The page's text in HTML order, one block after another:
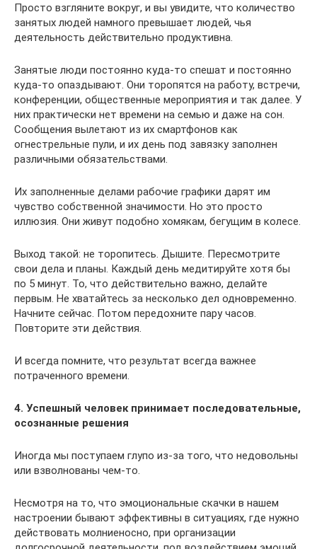
Просто взгляните вокруг, и вы увидите, что количество
занятых людей намного превышает людей, чья
деятельность действительно продуктивна.
Занятые люди постоянно куда-то спешат и постоянно
куда-то опаздывают. Они торопятся на работу, встречи,
конференции, общественные мероприятия и так далее. У
них практически нет времени на семью и даже на сон.
Сообщения вылетают из их смартфонов как
огнестрельные пули, и их день под завязку заполнен
различными обязательствами.
Их заполненные делами рабочие графики дарят им
чувство собственной значимости. Но это просто
иллюзия. Они живут подобно хомякам, бегущим в колесе.
Выход такой: не торопитесь. Дышите. Пересмотрите
свои дела и планы. Каждый день медитируйте хотя бы
по 5 минут. То, что действительно важно, делайте
первым. Не хватайтесь за несколько дел одновременно.
Начните сейчас. Потом передохните пару часов.
Повторите эти действия.
И всегда помните, что результат всегда важнее
потраченного времени.
4. Успешный человек принимает последовательные,
осознанные решения
Иногда мы поступаем глупо из-за того, что недовольны
или взволнованы чем-то.
Несмотря на то, что эмоциональные скачки в нашем
настроении бывают эффективны в ситуациях, где нужно
действовать молниеносно, при организации